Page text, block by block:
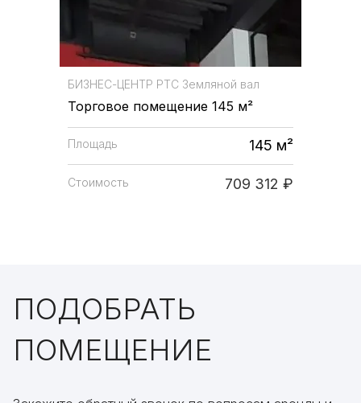
БИЗНЕС-ЦЕНТР РТС Земляной вал
Торговое помещение 145 м²
Площадь 145 м²
Стоимость 709 312 ₽
ПОДОБРАТЬ
ПОМЕЩЕНИЕ